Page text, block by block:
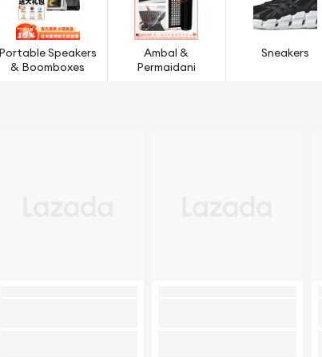
Portable Speakers
& Boomboxes
Ambal &
Permaidani
Sneakers